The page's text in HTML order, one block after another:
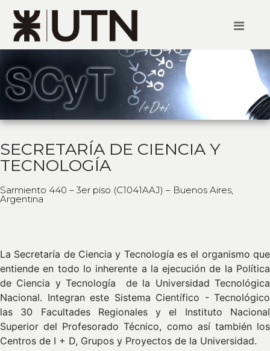
SECRETARÍA DE CIENCIA Y
TECNOLOGÍA
Sarmiento 440 – 3er piso (C1041AAJ) – Buenos Aires,
Argentina
La Secretaría de Ciencia y Tecnología es el organismo que
entiende en todo lo inherente a la ejecución de la Política
de Ciencia y Tecnología de la Universidad Tecnológica
Nacional. Integran este Sistema Científico - Tecnológico
las 30 Facultades Regionales y el Instituto Nacional
Superior del Profesorado Técnico, como así también los
Centros de I + D, Grupos y Proyectos de la Universidad.